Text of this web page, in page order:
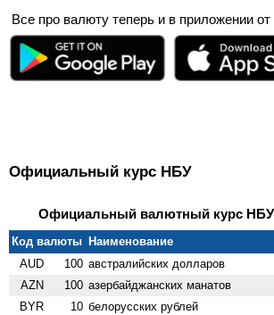
Все про валюту теперь и в приложении
Официальный курс НБУ
Официальный валютный курс НБУ
Код валюты Наименование
AUD
100 австралийских долларов
AZN 100 азербайджанских манатов
BYR 10 белорусских рублей